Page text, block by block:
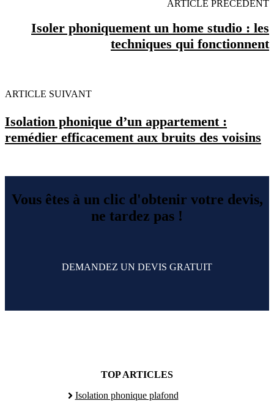
ARTICLE PRECEDENT
Isoler phoniquement un home studio : les
techniques qui fonctionnent
ARTICLE SUIVANT
Isolation phonique d’un appartement :
remédier efficacement aux bruits des voisins
Vous êtes à un clic d'obtenir votre devis,
ne tardez pas !
DEMANDEZ UN DEVIS GRATUIT
TOP ARTICLES
Isolation phonique plafond